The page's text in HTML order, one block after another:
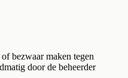
bezwaar maken tegen
door de beheerder